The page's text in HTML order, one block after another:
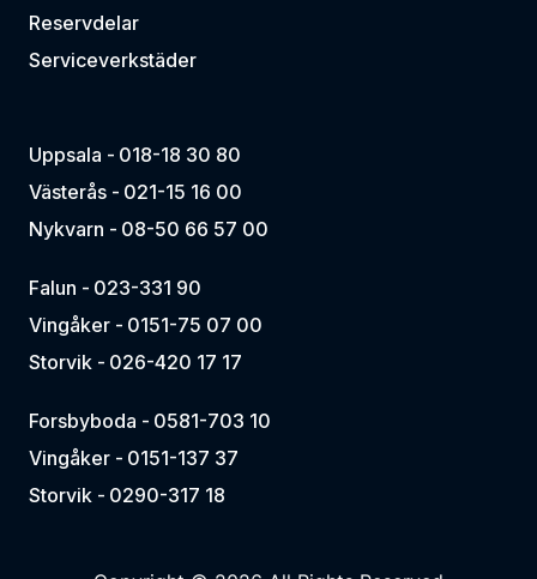
Reservdelar
Serviceverkstäder
Uppsala - 018-18 30 80
Västerås - 021-15 16 00
Nykvarn - 08-50 66 57 00
Falun - 023-331 90
Vingåker - 0151-75 07 00
Storvik - 026-420 17 17
Forsbyboda - 0581-703 10
Vingåker - 0151-137 37
Storvik - 0290-317 18